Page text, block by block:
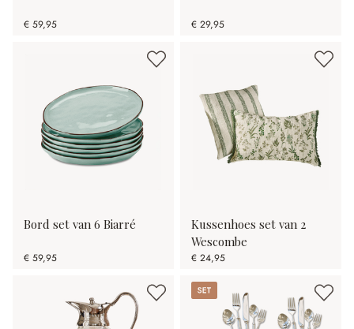
€ 59,95 € 29,95
Bord set van 6 Biarré
€ 59,95
Kussenhoes set van 2
Wescombe
€ 24,95
Set